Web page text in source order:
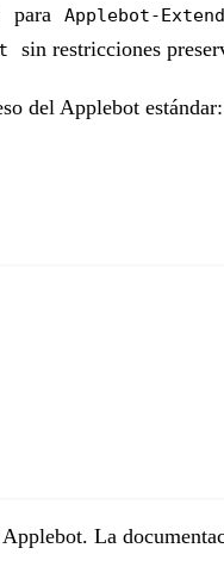
para Applebot-
sin restricciones
del Applebot estándar:
La